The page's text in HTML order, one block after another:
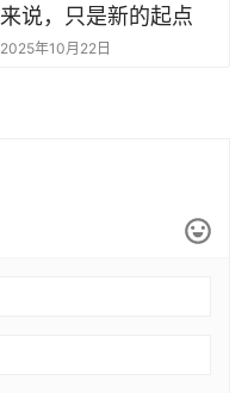
来说，只是新的起点
2025年10月22日